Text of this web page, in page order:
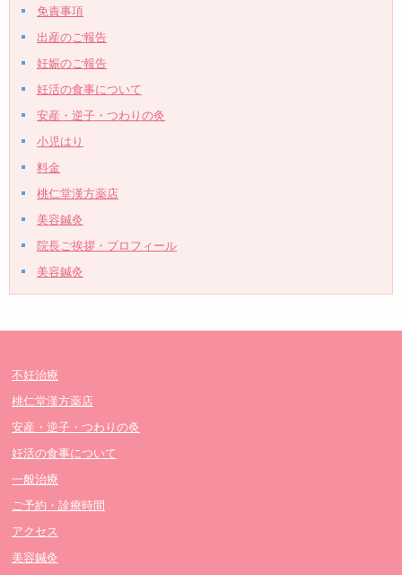
免責事項
出産のご報告
妊娠のご報告
妊活の食事について
安産・逆子・つわりの灸
小児はり
料金
桃仁堂漢方薬店
美容鍼灸
院長ご挨拶・プロフィール
美容鍼灸
不妊治療
桃仁堂漢方薬店
安産・逆子・つわりの灸
妊活の食事について
一般治療
ご予約・診療時間
アクセス
美容鍼灸